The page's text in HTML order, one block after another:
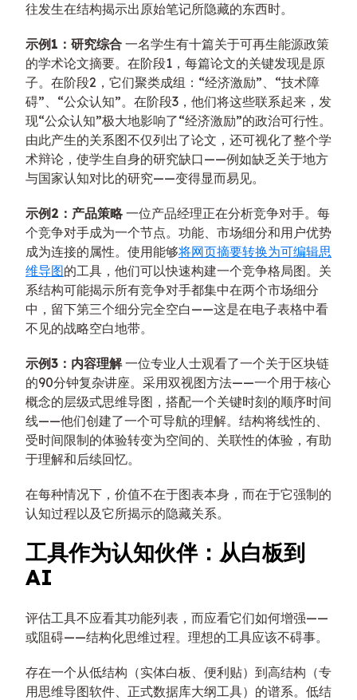
往发生在结构揭示出原始笔记所隐藏的东西时。
示例1：研究综合 一名学生有十篇关于可再生能源政策
的学术论文摘要。在阶段1，每篇论文的关键发现是原
子。在阶段2，它们聚类成组：“经济激励”、“技术障
碍”、“公众认知”。在阶段3，他们将这些联系起来，发
现“公众认知”极大地影响了“经济激励”的政治可行性。
由此产生的关系图不仅列出了论文，还可视化了整个学
术辩论，使学生自身的研究缺口——例如缺乏关于地方
与国家认知对比的研究——变得显而易见。
示例2：产品策略一位产品经理正在分析竞争对手。每
个竞争对手成为一个节点。功能、市场细分和用户优势
成为连接的属性。使用能够将网页摘要转换为可编辑思
维导图的工具，他们可以快速构建一个竞争格局图。关
系结构可能揭示所有竞争对手都集中在两个市场细分
中，留下第三个细分完全空白——这是在电子表格中看
不见的战略空白地带。
示例3：内容理解一位专业人士观看了一个关于区块链
的90分钟复杂讲座。采用双视图方法——一个用于核心
概念的层级式思维导图，搭配一个关键时刻的顺序时间
线——他们创建了一个可导航的理解。结构将线性的、
受时间限制的体验转变为空间的、关联性的体验，有助
于理解和后续回忆。
在每种情况下，价值不在于图表本身，而在于它强制的
认知过程以及它所揭示的隐藏关系。
工具作为认知伙伴：从白板到
AI
评估工具不应看其功能列表，而应看它们如何增强——
或阻碍——结构化思维过程。理想的工具应该不碍事。
存在一个从低结构（实体白板、便利贴）到高结构（专
用思维导图软件、正式数据库大纲工具）的谱系。低结